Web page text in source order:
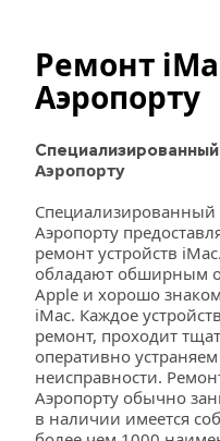
Аэропорту
Аэропорту
Специализированный
Аэропорту
ремонт устройств
обладают обширным
Apple и хорошо
iMac. Каждое
ремонт, проходит
оперативно
неисправности.
Аэропорту обычно
в наличии имеется